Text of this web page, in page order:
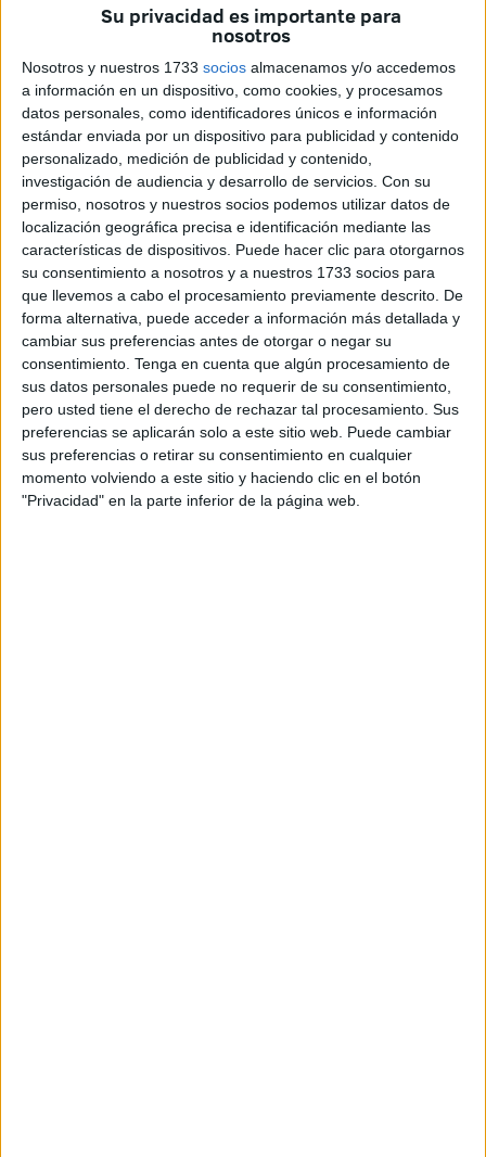
Su privacidad es importante para
nosotros
Nosotros y nuestros 1733 socios almacenamos y/o accedemos
a información en un dispositivo, como cookies, y procesamos
datos personales, como identificadores únicos e información
estándar enviada por un dispositivo para publicidad y contenido
personalizado, medición de publicidad y contenido,
investigación de audiencia y desarrollo de servicios. Con su
permiso, nosotros y nuestros socios podemos utilizar datos de
localización geográfica precisa e identificación mediante las
características de dispositivos. Puede hacer clic para otorgarnos
su consentimiento a nosotros y a nuestros 1733 socios para
que llevemos a cabo el procesamiento previamente descrito. De
forma alternativa, puede acceder a información más detallada y
cambiar sus preferencias antes de otorgar o negar su
consentimiento. Tenga en cuenta que algún procesamiento de
sus datos personales puede no requerir de su consentimiento,
pero usted tiene el derecho de rechazar tal procesamiento. Sus
preferencias se aplicarán solo a este sitio web. Puede cambiar
sus preferencias o retirar su consentimiento en cualquier
momento volviendo a este sitio y haciendo clic en el botón
"Privacidad" en la parte inferior de la página web.
Durante la mañana de este domingo ha tenido lugar el
‘Corpus Chico’ de la hermandad de los Remedios
ha salido enprocesión por las calles del centro de Ceuta
con mucha emoción.
Parte de la calle Real ha amanecido con una alfombra
realizada con sales de colores que han elaborado a lo
largo de esta pasada madrugada unos 15 miembros de la
junta de la cofradía.
El ‘Corpus Chico’ ha comenzado con la celebración de la
Santa Misa en laparroquiade los Remedios, que ha
estado repleta de feligreses que no querían faltar a esta
cita. Como no podía ser de otra manera, la eucaristía ha
estado oficiada por el padre Alberto.
Mientras tanto, en el exterior del templo, los costaleros se
iban colocando sus costales y sus fajines, preparados para
portar el paso con el Corpus de la hermandad de los